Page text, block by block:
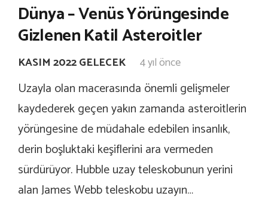
Dünya – Venüs Yörüngesinde
Gizlenen Katil Asteroitler
KASIM 2022 GELECEK 4 yıl önce
Uzayla olan macerasında önemli gelişmeler
kaydederek geçen yakın zamanda asteroitlerin
yörüngesine de müdahale edebilen insanlık,
derin boşluktaki keşiflerini ara vermeden
sürdürüyor. Hubble uzay teleskobunun yerini
alan James Webb teleskobu uzayın…